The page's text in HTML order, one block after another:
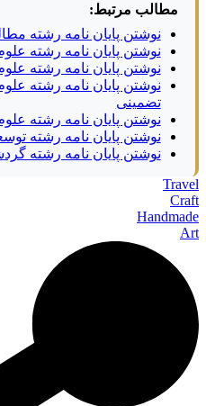
مطالب مرتبط:
نوشتن پایان نامه رشته
نوشتن پایان نامه رشته
نوشتن پایان نامه رشته
نوشتن پایان نامه رشته
تضمینی
نوشتن پایان نامه رشته
نوشتن پایان نامه رشته
نوشتن پایان نامه رشته
Travel
Craft
Handmade
Art